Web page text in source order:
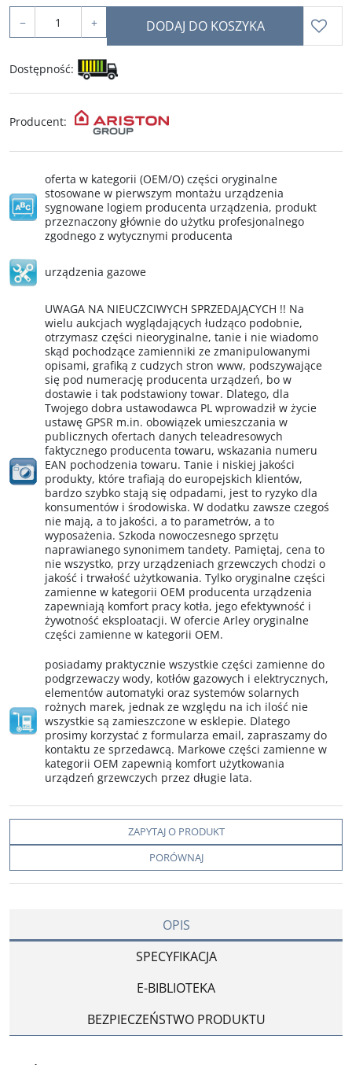
− + DODAJ DO KOSZYKA
Dostępność:
Producent:
oferta w kategorii (OEM/O) części oryginalne
stosowane w pierwszym montażu urządzenia
sygnowane logiem producenta urządzenia, produkt
przeznaczony głównie do użytku profesjonalnego
zgodnego z wytycznymi producenta
urządzenia gazowe
UWAGA NA NIEUCZCIWYCH SPRZEDAJĄCYCH !! Na
wielu aukcjach wyglądających łudząco podobnie,
otrzymasz części nieoryginalne, tanie i nie wiadomo
skąd pochodzące zamienniki ze zmanipulowanymi
opisami, grafiką z cudzych stron www, podszywające
się pod numerację producenta urządzeń, bo w
dostawie i tak podstawiony towar. Dlatego, dla
Twojego dobra ustawodawca PL wprowadził w życie
ustawę GPSR m.in. obowiązek umieszczania w
publicznych ofertach danych teleadresowych
faktycznego producenta towaru, wskazania numeru
EAN pochodzenia towaru. Tanie i niskiej jakości
produkty, które trafiają do europejskich klientów,
bardzo szybko stają się odpadami, jest to ryzyko dla
konsumentów i środowiska. W dodatku zawsze czegoś
nie mają, a to jakości, a to parametrów, a to
wyposażenia. Szkoda nowoczesnego sprzętu
naprawianego synonimem tandety. Pamiętaj, cena to
nie wszystko, przy urządzeniach grzewczych chodzi o
jakość i trwałość użytkowania. Tylko oryginalne części
zamienne w kategorii OEM producenta urządzenia
zapewniają komfort pracy kotła, jego efektywność i
żywotność eksploatacji. W ofercie Arley oryginalne
części zamienne w kategorii OEM.
posiadamy praktycznie wszystkie części zamienne do
podgrzewaczy wody, kotłów gazowych i elektrycznych,
elementów automatyki oraz systemów solarnych
rożnych marek, jednak ze względu na ich ilość nie
wszystkie są zamieszczone w esklepie. Dlatego
prosimy korzystać z formularza email, zapraszamy do
kontaktu ze sprzedawcą. Markowe części zamienne w
kategorii OEM zapewnią komfort użytkowania
urządzeń grzewczych przez długie lata.
ZAPYTAJ O PRODUKT
PORÓWNAJ
OPIS
SPECYFIKACJA
E-BIBLIOTEKA
BEZPIECZEŃSTWO PRODUKTU